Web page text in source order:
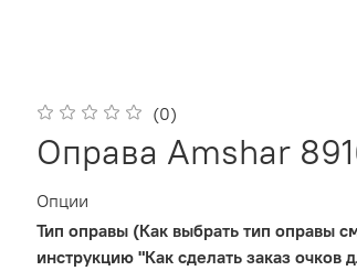
(0)
Оправа Amshar
Опции
Тип оправы (Как выбрать тип оправы
инструкцию "Как сделать заказ очков